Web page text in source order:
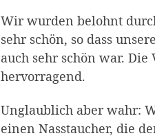
Wir wurden belohnt
sehr schön, so dass
auch sehr schön war.
hervorragend.
Unglaublich aber wahr:
einen Nasstaucher, die